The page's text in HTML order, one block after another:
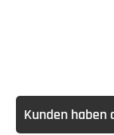
Kunden haben